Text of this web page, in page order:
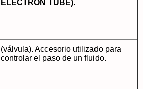
ELECTRON TUBE).
(válvula). Accesorio utilizado para
controlar el paso de un fluido.